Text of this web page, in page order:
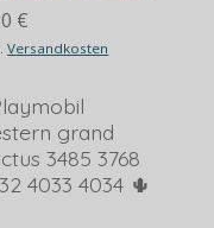
€
Versandkosten
grand
3485 3768
4033 4034 🌵